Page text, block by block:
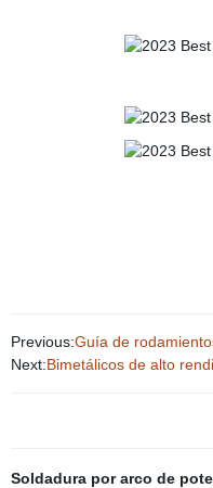
Previous:Guía de
Next:Bimetálicos de alto
Soldadura por arco de